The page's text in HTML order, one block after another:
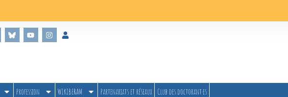
Profession WIKIBERAM Partenariats et réseaux
Club des doctorant·es